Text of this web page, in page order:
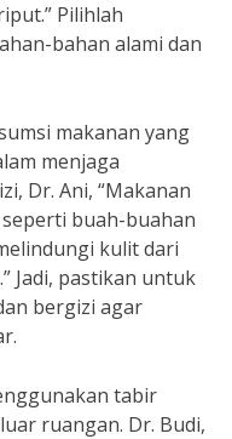
Pilihlah
bahan alami dan
makanan yang
menjaga
Dr. Ani, “Makanan
buah-buahan
kulit dari
Jadi, pastikan untuk
bergizi agar
tabir
ruangan. Dr. Budi,